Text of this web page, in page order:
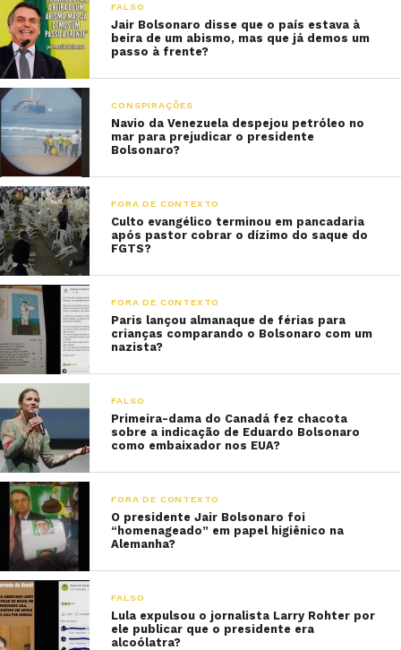
FALSO
Jair Bolsonaro disse que o país estava à
beira de um abismo, mas que já demos um
passo à frente?
CONSPIRAÇÕES
Navio da Venezuela despejou petróleo no
mar para prejudicar o presidente
Bolsonaro?
FORA DE CONTEXTO
Culto evangélico terminou em pancadaria
após pastor cobrar o dízimo do saque do
FGTS?
FORA DE CONTEXTO
Paris lançou almanaque de férias para
crianças comparando o Bolsonaro com um
nazista?
FALSO
Primeira-dama do Canadá fez chacota
sobre a indicação de Eduardo Bolsonaro
como embaixador nos EUA?
FORA DE CONTEXTO
O presidente Jair Bolsonaro foi
“homenageado” em papel higiênico na
Alemanha?
FALSO
Lula expulsou o jornalista Larry Rohter por
ele publicar que o presidente era
alcoólatra?